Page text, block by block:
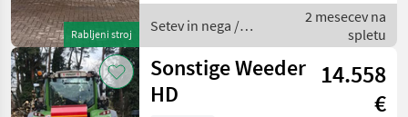
Rabljeni stroj
Setev in nega /
Sonstige
2 mesecev na
spletu
Sonstige Weeder
HD
14.558
€